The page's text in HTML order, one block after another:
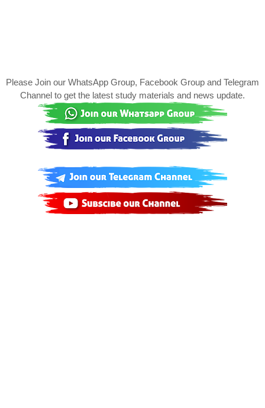
Please Join our WhatsApp Group, Facebook Group and Telegram
Channel to get the latest study materials and news update.